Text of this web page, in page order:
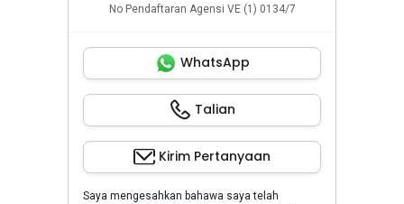
No Pendaftaran Agensi VE (1) 0134/7
WhatsApp
Talian
Kirim Pertanyaan
Saya mengesahkan bahawa saya telah